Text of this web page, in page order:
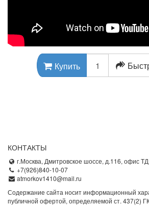
Купить
КОНТАКТЫ
г.Москва, Дмитровское шоссе, д.116, офис
+7(926)840-10-07
atmorkov1410@mail.ru
Содержание сайта носит информационный
публичной офертой, определяемой ст. 437(2)